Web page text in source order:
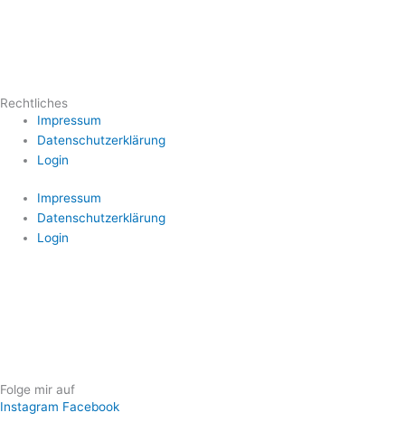
Rechtliches
Impressum
Datenschutzerklärung
Login
Impressum
Datenschutzerklärung
Login
Folge mir auf
Instagram Facebook